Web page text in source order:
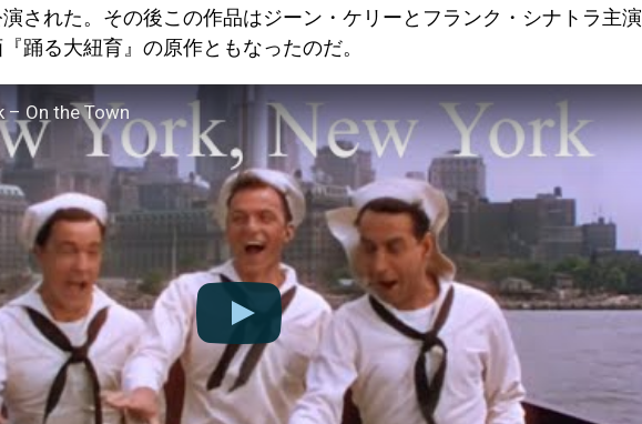
された。その後この作品はジーン・ケリーとフランク・シナトラ主演
踊る大紐育』の原作ともなったのだ。
– On the Town